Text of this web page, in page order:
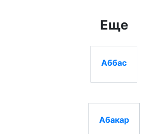
Еще
Аббас
Абакар